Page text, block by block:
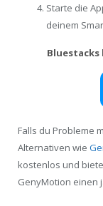
Starte die
deinem
Falls du Probleme
Alternativen wie
kostenlos und
GenyMotion einen